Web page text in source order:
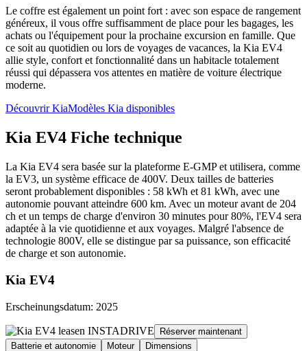
Le coffre est également un point fort : avec son espace de rangement
généreux, il vous offre suffisamment de place pour les bagages, les
achats ou l'équipement pour la prochaine excursion en famille. Que
ce soit au quotidien ou lors de voyages de vacances, la Kia EV4
allie style, confort et fonctionnalité dans un habitacle totalement
réussi qui dépassera vos attentes en matière de voiture électrique
moderne.
Découvrir KiaModèles Kia disponibles
Kia EV4 Fiche technique
La Kia EV4 sera basée sur la plateforme E-GMP et utilisera, comme
la EV3, un système efficace de 400V. Deux tailles de batteries
seront probablement disponibles : 58 kWh et 81 kWh, avec une
autonomie pouvant atteindre 600 km. Avec un moteur avant de 204
ch et un temps de charge d'environ 30 minutes pour 80%, l'EV4 sera
adaptée à la vie quotidienne et aux voyages. Malgré l'absence de
technologie 800V, elle se distingue par sa puissance, son efficacité
de charge et son autonomie.
Kia EV4
Erscheinungsdatum: 2025
Réserver maintenant
Batterie et autonomie
Moteur Dimensions